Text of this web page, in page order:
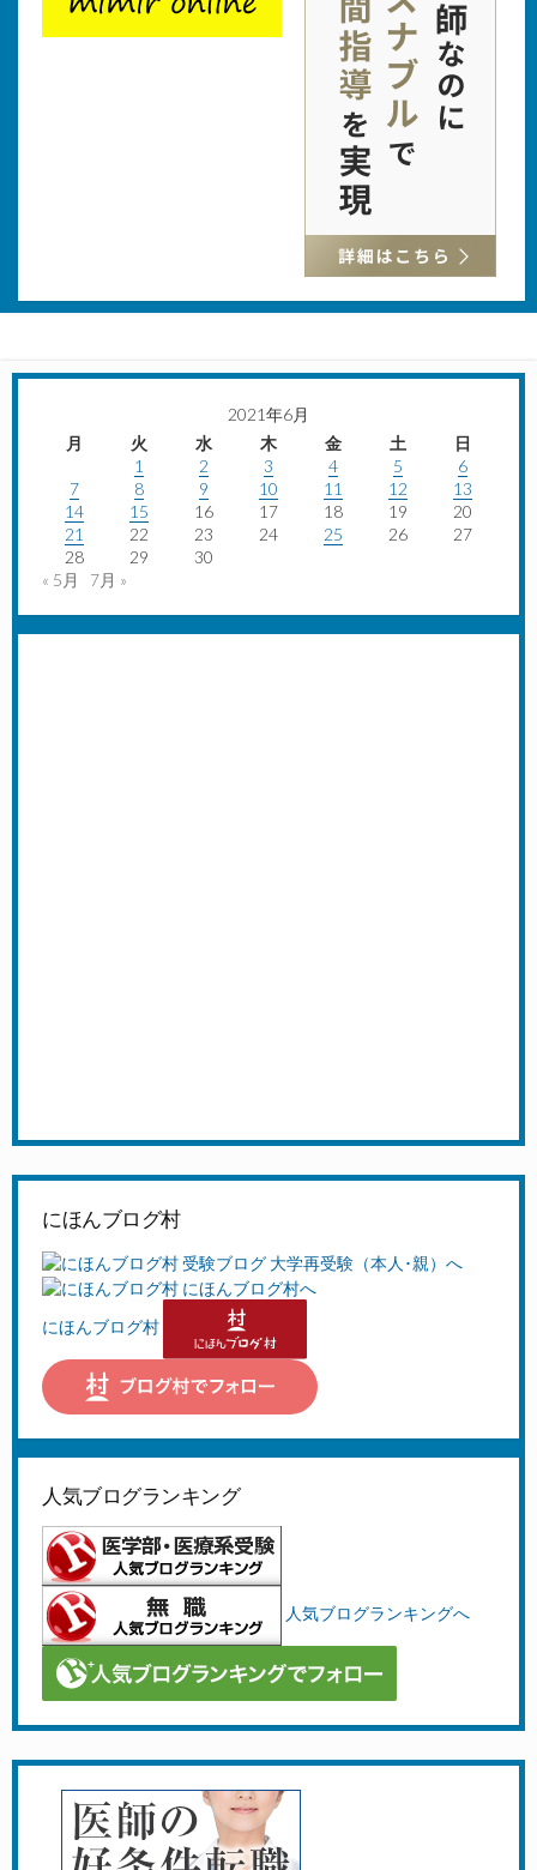
2021年6月
月
火 水 木 金 土
日
1
2 3 4 5
6
7
8 9 10 11 12
13
14
15 16 17 18 19
20
21
22 23 24 25 26
27
28
29
30
« 5月
7月 »
にほんブログ村
にほんブログ村
人気ブログランキング
人気ブログランキングへ